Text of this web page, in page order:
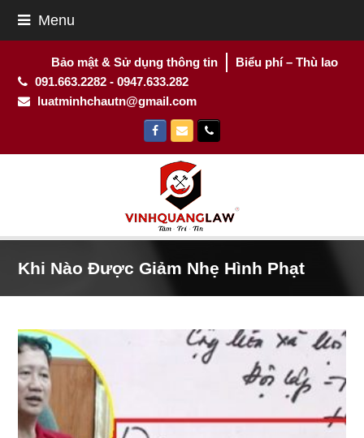
Menu
Bảo mật & Sử dụng thông tin
Biểu phí – Thù lao
091.663.2282 - 0947.633.282
luatminhchautn@gmail.com
Facebook
EmailPhone
Khi Nào Được Giảm Nhẹ Hình Phạt